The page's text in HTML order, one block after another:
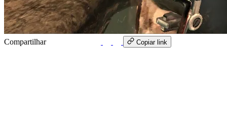
Compartilhar Copiar link